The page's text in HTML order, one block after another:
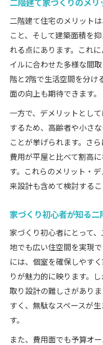
家づくり初心
二階建てで叶え
術
家づくり初心者も知
家づくり初心者
イント
二階建て家づ
失敗しない家
とめ
家づくりで避け
り例
二階建て住宅のメリット
こと、そして建築面積を
れる点にあります。これ
イルに合わせた多様な間
階と2階で生活空間を分け
面の向上も期待できます。
一方で、デメリットとし
するため、高齢者や小さ
ことが挙げられます。さ
費用が平屋と比べて割高
す。これらのメリット・
来設計も含めて検討するこ
家づくり初心者が知る
家づくり初心者にとって
地でも広い住空間を実現
には、個室を確保しやす
りが魅力的に映ります。
取り設計の難しさがあり
すく、無駄なスペースが
す。
また、費用面でも予算オ